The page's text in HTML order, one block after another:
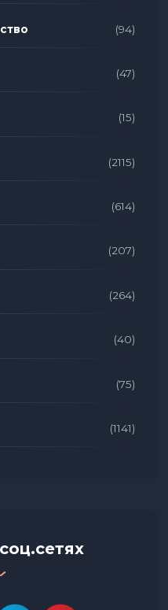
(94)
(47)
(15)
(2115)
(614)
(207)
(264)
(40)
(75)
(1141)